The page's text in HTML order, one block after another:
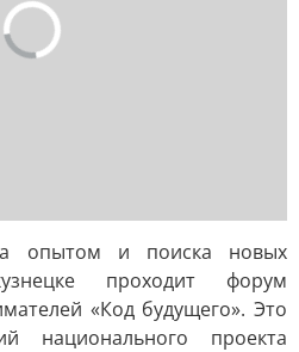
опытом и поиска новых
проходит форум
«Код будущего». Это
национального проекта